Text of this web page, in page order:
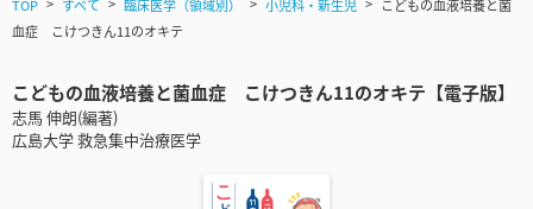
TOP すべて 臨床医学（領域別） 小児科・新生児
こどもの血液培養と菌
血症 こけつきん11のオキテ
こどもの血液培養と菌血症 こけつきん11のオキテ【電子版】
志馬 伸朗(編著)
広島大学 救急集中治療医学